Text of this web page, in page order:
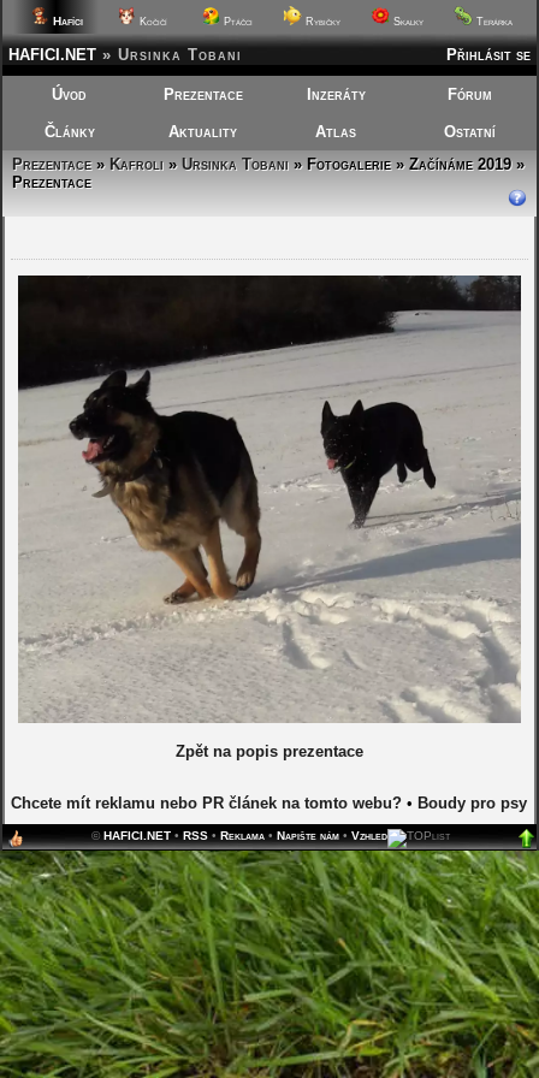
Hafíci Kočičí Ptáčci Rybičky Skalky Terárka
Přihlásit se
HAFICI.NET » Ursinka Tobani
Úvod Prezentace Inzeráty Fórum
Články Aktuality Atlas
Ostatní
Prezentace» Kafroli »Ursinka Tobani » Fotogalerie » Začínáme 2019 »
Prezentace
Zpět na popis prezentace
Chcete mít reklamu nebo PR článek na tomto webu? • Boudy pro psy
© HAFICI.NET • RSS • Reklama • Napište nám •Vzhled